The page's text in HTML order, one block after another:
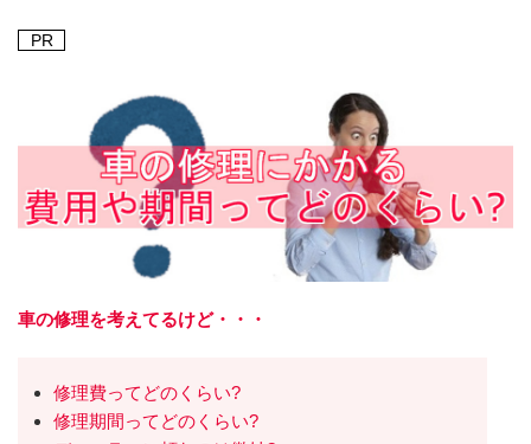
PR
車の修理を考えてるけど・・・
修理費ってどのくらい?
修理期間ってどのくらい?